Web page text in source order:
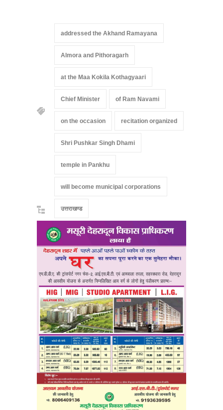
addressed the Akhand Ramayana
Almora and Pithoragarh
at the Maa Kokila Kothagyaari
Chief Minister of Ram Navami
on the occasion recitation organized
Shri Pushkar Singh Dhami
temple in Pankhu
will become municipal corporations
उत्तराखण्ड